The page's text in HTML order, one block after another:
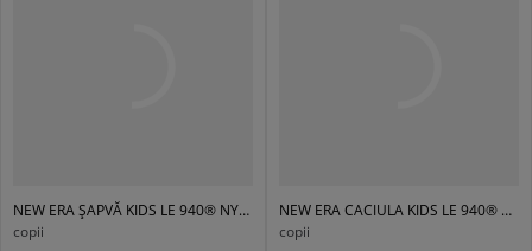
NEW ERA ȘAPVĂ KIDS LE 940® NYY NEW YORK YANKEES WHIBLK
copii
NEW ERA CACIULA KIDS LE 940® NYY NEW YORK YANKEES GRYWHI
copii